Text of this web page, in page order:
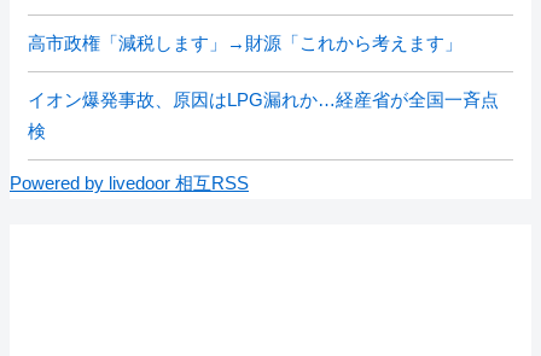
高市政権「減税します」→財源「これから考えます」
イオン爆発事故、原因はLPG漏れか…経産省が全国一斉点
検
Powered by livedoor 相互RSS